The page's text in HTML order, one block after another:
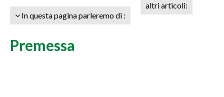
In questa pagina parleremo di :
altri articoli:
Premessa